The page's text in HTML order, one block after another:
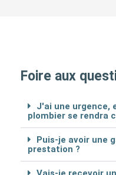
Foire aux
J'ai une urgence,
plombier se rendra
Puis-je avoir une
prestation ?